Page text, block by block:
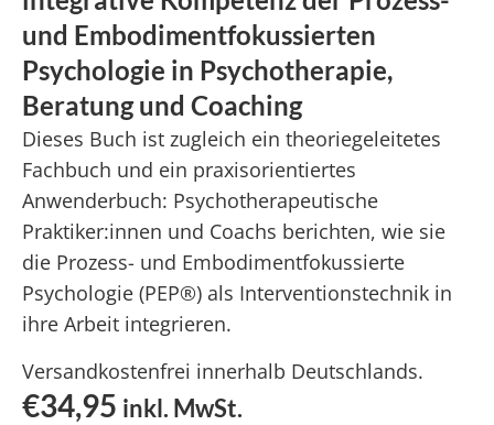
und Embodimentfokussierten
Psychologie in Psychotherapie,
Beratung und Coaching
Dieses Buch ist zugleich ein theoriegeleitetes
Fachbuch und ein praxisorientiertes
Anwenderbuch: Psychotherapeutische
Praktiker:innen und Coachs berichten, wie sie
die Prozess- und Embodimentfokussierte
Psychologie (PEP®) als Interventionstechnik in
ihre Arbeit integrieren.
Versandkostenfrei innerhalb Deutschlands.
€34,95 inkl. MwSt.